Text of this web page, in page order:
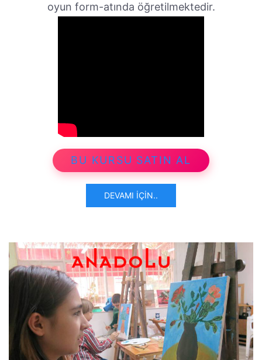
oyun form-atında öğretilmektedir.
BU KURSU SATIN AL
DEVAMI İÇIN..